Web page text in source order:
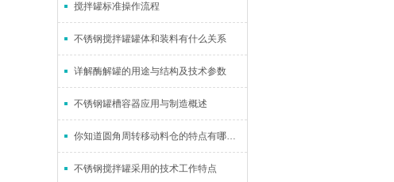
搅拌罐标准操作流程
不锈钢搅拌罐罐体和装料有什么关系
详解酶解罐的用途与结构及技术参数
不锈钢罐槽容器应用与制造概述
你知道圆角周转移动料仓的特点有哪些吗？
不锈钢搅拌罐采用的技术工作特点